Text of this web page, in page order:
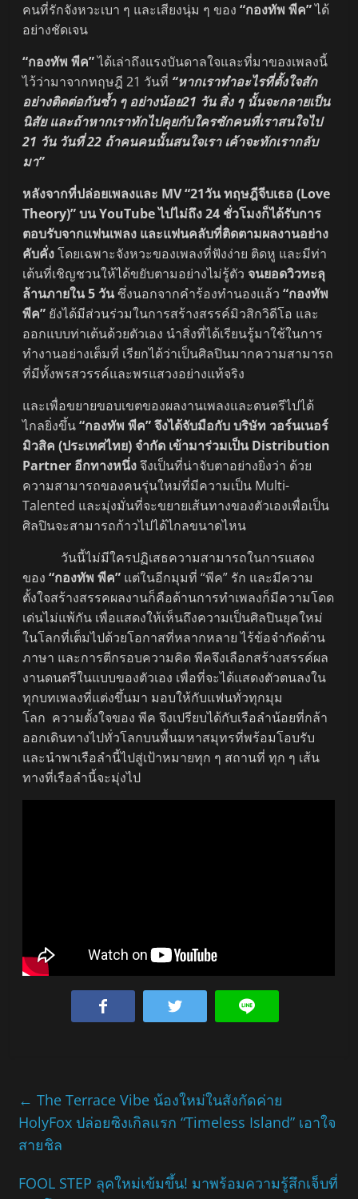
คนที่รักจังหวะเบา ๆ และเสียงนุ่ม ๆ ของ“กองทัพ พีค”ได้
อย่างชัดเจน
“กองทัพ พีค”ได้เล่าถึงแรงบันดาลใจและที่มาของเพลงนี้
ไว้ว่ามาจากทฤษฎี 21 วันที่ “หากเราทำอะไรที่ตั้งใจสัก
อย่างติดต่อกันซ้ำ ๆ อย่างน้อย21 วัน สิ่ง ๆ นั้นจะกลายเป็น
นิสัย และถ้าหากเราทักไปคุยกับใครซักคนที่เราสนใจไป
21 วัน วันที่ 22 ถ้าคนคนนั้นสนใจเรา เค้าจะทักเรากลับ
มา”
หลังจากที่ปล่อยเพลงและ MV “21วัน ทฤษฎีจีบเธอ (Love
Theory)” บน YouTube ไปไม่ถึง 24 ชั่วโมงก็ได้รับการ
ตอบรับจากแฟนเพลง และแฟนคลับที่ติดตามผลงานอย่าง
คับคั่งโดยเฉพาะจังหวะของเพลงที่ฟังง่าย ติดหู และมีท่า
เต้นที่เชิญชวนให้ได้ขยับตามอย่างไม่รู้ตัวจนยอดวิวทะลุ
ล้านภายใน5 วันซึ่งนอกจากคำร้องทำนองแล้ว“กองทัพ
พีค” ยังได้มีส่วนร่วมในการสร้างสรรค์มิวสิกวิดีโอ และ
ออกแบบท่าเต้นด้วยตัวเอง นำสิ่งที่ได้เรียนรู้มาใช้ในการ
ทำงานอย่างเต็มที่ เรียกได้ว่าเป็นศิลปินมากความสามารถ
ที่มีทั้งพรสวรรค์และพรแสวงอย่างแท้จริง
และเพื่อขยายขอบเขตของผลงานเพลงและดนตรีไปได้
ไกลยิ่งขึ้น“กองทัพ พีค” จึงได้จับมือกับ บริษัท วอร์นเนอร์
มิวสิค (ประเทศไทย) จำกัด เข้ามาร่วมเป็นDistribution
Partner อีกทางหนึ่งจึงเป็นที่น่าจับตาอย่างยิ่งว่า ด้วย
ความสามารถของคนรุ่นใหม่ที่มีความเป็น Multi-
Talented และมุ่งมั่นที่จะขยายเส้นทางของตัวเองเพื่อเป็น
ศิลปินจะสามารถก้าวไปได้ไกลขนาดไหน
วันนี้ไม่มีใครปฏิเสธความสามารถในการแสดง
ของ“กองทัพ พีค” แต่ในอีกมุมที่ “พีค” รัก และมีความ
ตั้งใจสร้างสรรคผลงานก็คือด้านการทำเพลงก็มีความโดด
เด่นไม่แพ้กัน เพื่อแสดงให้เห็นถึงความเป็นศิลปินยุคใหม่
ในโลกที่เต็มไปด้วยโอกาสที่หลากหลาย ไร้ข้อจำกัดด้าน
ภาษา และการตีกรอบความคิด พีคจึงเลือกสร้างสรรค์ผล
งานดนตรีในแบบของตัวเอง เพื่อที่จะได้แสดงตัวตนลงใน
ทุกบทเพลงที่แต่งขึ้นมา มอบให้กับแฟนทั่วทุกมุม
โลก ความตั้งใจของ พีค จึงเปรียบได้กับเรือลำน้อยที่กล้า
ออกเดินทางไปทั่วโลกบนพื้นมหาสมุทรที่พร้อมโอบรับ
และนำพาเรือลำนี้ไปสู่เป้าหมายทุก ๆ สถานที่ ทุก ๆ เส้น
ทางที่เรือลำนี้จะมุ่งไป
← The Terrace Vibe น้องใหม่ในสังกัดค่าย
HolyFox ปล่อยซิงเกิลแรก “Timeless Island” เอาใจ
สายชิล
FOOL STEP ลุคใหม่เข้มขึ้น! มาพร้อมความรู้สึกเจ็บที่